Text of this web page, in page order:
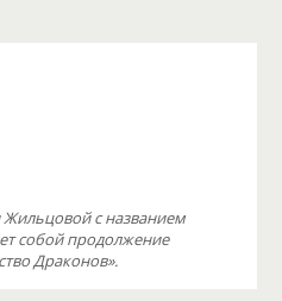
с названием
собой продолжение
Драконов».